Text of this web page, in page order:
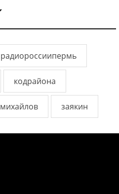
радиороссиипермь
кодрайона
михайлов заякин